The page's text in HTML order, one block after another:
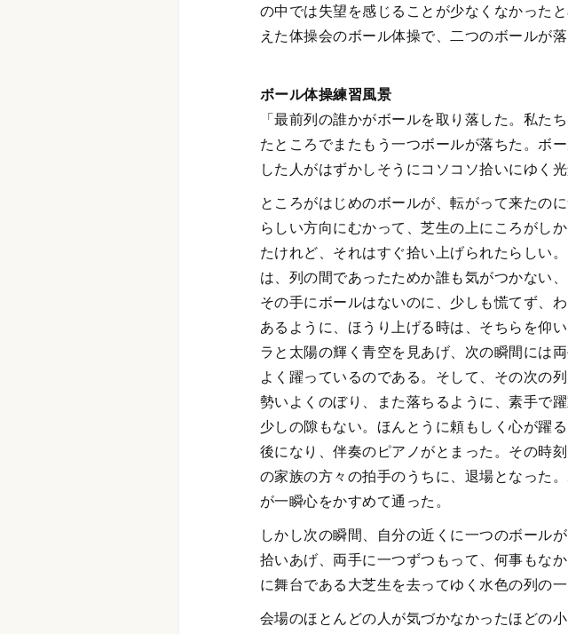
の中では失望を感じることが少なくなかった
えた体操会のボール体操で、二つのボールが
ボール体操練習風景
「最前列の誰かがボールを取り落した。私た
たところでまたもう一つボールが落ちた。ボ
した人がはずかしそうにコソコソ拾いにゆく
ところがはじめのボールが、転がって来たの
らしい方向にむかって、芝生の上にころがし
たけれど、それはすぐ拾い上げられたらしい
は、列の間であったためか誰も気がつかない
その手にボールはないのに、少しも慌てず、
あるように、ほうり上げる時は、そちらを仰
ラと太陽の輝く青空を見あげ、次の瞬間には
よく躍っているのである。そして、その次の
勢いよくのぼり、また落ちるように、素手で
少しの隙もない。ほんとうに頼もしく心が躍
後になり、伴奏のピアノがとまった。その時
の家族の方々の拍手のうちに、退場となった
が一瞬心をかすめて通った。
しかし次の瞬間、自分の近くに一つのボール
拾いあげ、両手に一つずつもって、何事もな
に舞台である大芝生を去ってゆく水色の列の
会場のほとんどの人が気づかなかったほどの